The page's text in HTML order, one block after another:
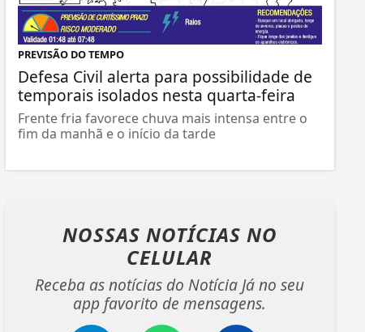
PREVISÃO DO TEMPO
Defesa Civil alerta para possibilidade de
temporais isolados nesta quarta-feira
Frente fria favorece chuva mais intensa entre o
fim da manhã e o início da tarde
NOSSAS NOTÍCIAS NO
CELULAR
Receba as notícias do Notícia Já no seu
app favorito de mensagens.